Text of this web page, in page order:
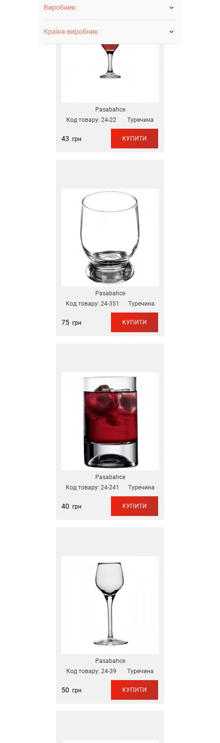
Виробник: 
Країна виробник: 
Pasabahce
Код товару: 24-22 Туречина
43 грн КУПИТИ
Pasabahce
Код товару: 24-351 Туречина
75грн КУПИТИ
Pasabahce
Код товару: 24-241 Туречина
40 грн КУПИТИ
Pasabahce
Код товару: 24-39 Туречина
50 грн КУПИТИ